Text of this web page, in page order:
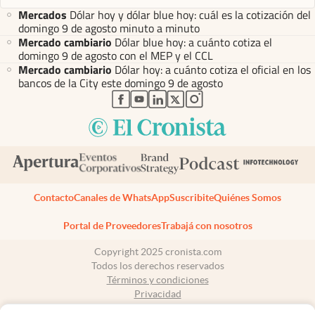
Mercados Dólar hoy y dólar blue hoy: cuál es la cotización del
domingo 9 de agosto minuto a minuto
Mercado cambiario Dólar blue hoy: a cuánto cotiza el
domingo 9 de agosto con el MEP y el CCL
Mercado cambiario Dólar hoy: a cuánto cotiza el oficial en los
bancos de la City este domingo 9 de agosto
abre en nueva pestaña
abre en nueva pestaña
abre en nueva pestaña
abre en nueva pestaña
abre en nueva pestaña
ContactoCanales de WhatsAppSuscribiteQuiénes Somos
Portal de ProveedoresTrabajá con nosotros
Copyright 2025 cronista.com
Todos los derechos reservados
Términos y condiciones
Privacidad